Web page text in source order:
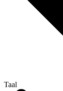
Taal